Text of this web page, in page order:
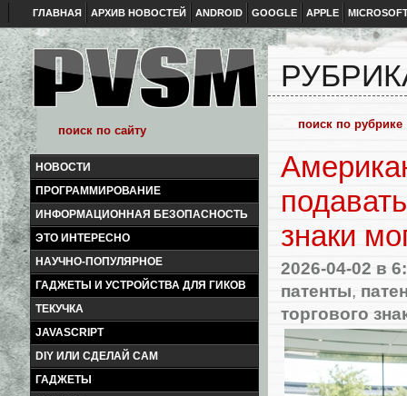
ГЛАВНАЯ АРХИВ НОВОСТЕЙ ANDROID GOOGLE APPLE
НОВОСТИ
ПРОГРАММИРОВАНИЕ
ИНФОРМАЦИОННАЯ БЕЗОПАСНОСТЬ
ЭТО ИНТЕРЕСНО
НАУЧНО-ПОПУЛЯРНОЕ
ГАДЖЕТЫ И УСТРОЙСТВА ДЛЯ ГИКОВ
ТЕКУЧКА
JAVASCRIPT
DIY ИЛИ СДЕЛАЙ САМ
ГАДЖЕТЫ
знаки
2026-04-02 в
патенты,
торгового